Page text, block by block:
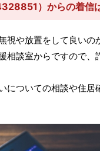
）からの着信
や放置をして良いの
相談室からですので
についての相談や住